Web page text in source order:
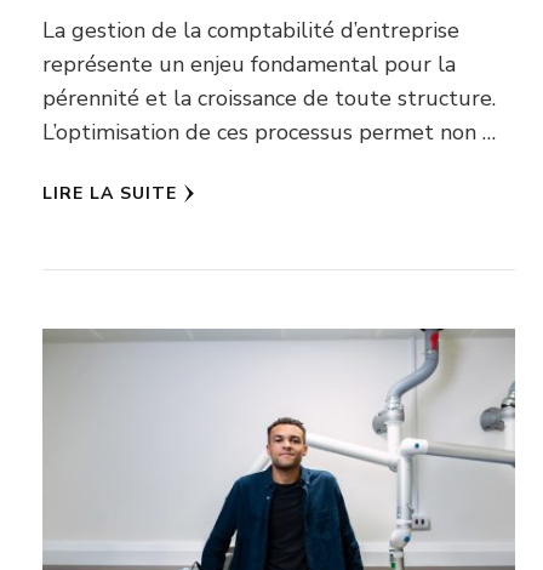
La gestion de la comptabilité d’entreprise
représente un enjeu fondamental pour la
pérennité et la croissance de toute structure.
L’optimisation de ces processus permet non …
LIRE LA SUITE